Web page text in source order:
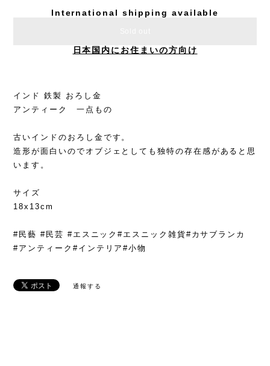
International shipping available
日本国内にお住まいの方向け
インド 鉄製 おろし金
アンティーク 一点もの
古いインドのおろし金です。
造形が面白いのでオブジェとしても独特の存在感があると思
います。
サイズ
18x13cm
#民藝 #民芸 #エスニック#エスニック雑貨#カサブランカ
#アンティーク#インテリア#小物
通報する